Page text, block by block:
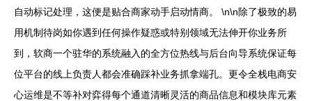
自动标记处理，这便是贴合商家动手启动情商。 \n\n除了极致的易
用机制待岗如你遇到任何操作疑惑或特别领域无法伸开你业务所
到，软商一个驻华的系统融入的全方位热线与后台向导系统保证每
位平台的线上负责人都会准确踩补业务抓拿端孔。更令全栈电商安
心运维是不等补对弈得每个通道清晰灵活的商品信息和模块库元素